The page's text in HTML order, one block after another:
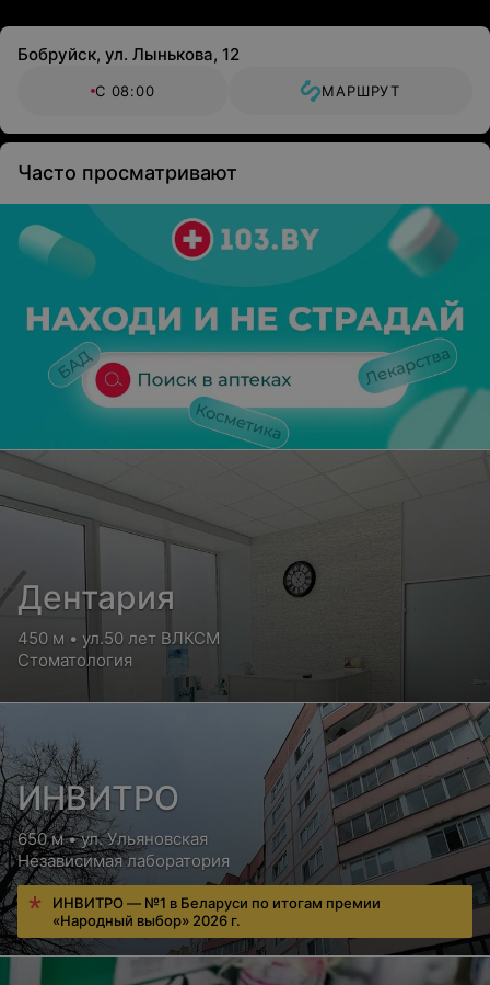
Бобруйск, ул. Лынькова, 12
С 08:00 МАРШРУТ
Часто просматривают
Дентария
450 м • ул.50 лет ВЛКСМ
Стоматология
ИНВИТРО
650 м • ул. Ульяновская
Независимая лаборатория
ИНВИТРО — №1 в Беларуси по итогам премии
«Народный выбор» 2026 г.